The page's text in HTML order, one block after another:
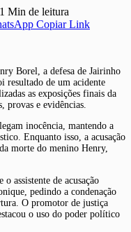
1 Min de leitura
Copiar Link
Borel, a defesa de Jairinho
resultado de um acidente
as exposições finais da
provas e evidências.
inocência, mantendo a
Enquanto isso, a acusação
morte do menino Henry,
assistente de acusação
pedindo a condenação
O promotor de justiça
o uso do poder político